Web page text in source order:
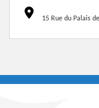
15 Rue du Palais